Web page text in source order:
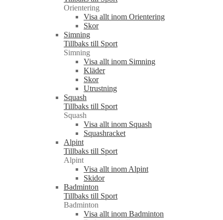
Orientering
Visa allt inom Orientering
Skor
Simning
Tillbaks till Sport
Simning
Visa allt inom Simning
Kläder
Skor
Utrustning
Squash
Tillbaks till Sport
Squash
Visa allt inom Squash
Squashracket
Alpint
Tillbaks till Sport
Alpint
Visa allt inom Alpint
Skidor
Badminton
Tillbaks till Sport
Badminton
Visa allt inom Badminton